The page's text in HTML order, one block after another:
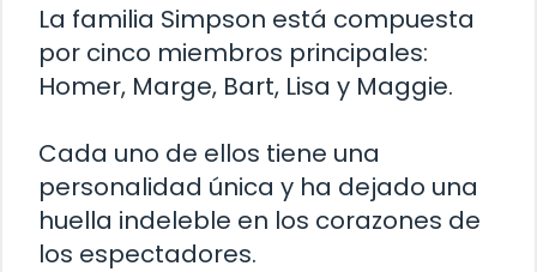
La familia Simpson está compuesta
por cinco miembros principales:
Homer, Marge, Bart, Lisa y Maggie.
Cada uno de ellos tiene una
personalidad única y ha dejado una
huella indeleble en los corazones de
los espectadores.